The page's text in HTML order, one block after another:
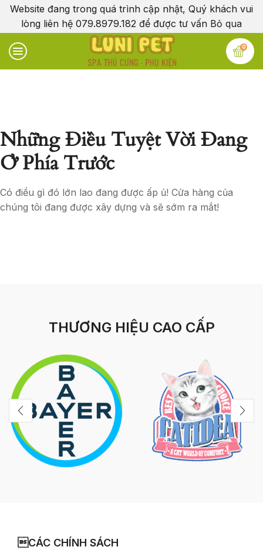
Website đang trong quá trình cập nhật, Quý khách vui
lòng liên hệ 079.8979.182 để được tư vấn Bỏ qua
0
Những Điều Tuyệt Vời Đang
Ở Phía Trước
Có điều gì đó lớn lao đang được ấp ủ! Cửa hàng của
chúng tôi đang được xây dựng và sẽ sớm ra mắt!
THƯƠNG HIỆU CAO CẤP
CÁC CHÍNH SÁCH